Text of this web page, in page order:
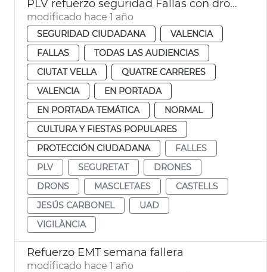
PLV refuerzo seguridad Fallas con drones
modificado hace 1 año
SEGURIDAD CIUDADANA
VALENCIA
FALLAS
TODAS LAS AUDIENCIAS
CIUTAT VELLA
QUATRE CARRERES
VALENCIA
EN PORTADA
EN PORTADA TEMÁTICA
NORMAL
CULTURA Y FIESTAS POPULARES
PROTECCIÓN CIUDADANA
FALLES
PLV
SEGURETAT
DRONES
DRONS
MASCLETAES
CASTELLS
JESÚS CARBONEL
UAD
VIGILÀNCIA
Refuerzo EMT semana fallera
modificado hace 1 año